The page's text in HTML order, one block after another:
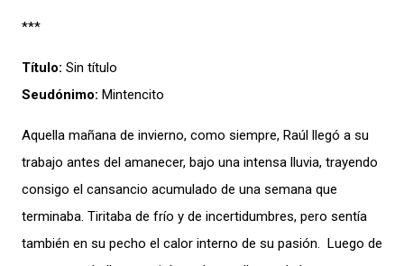
***
Título: Sin título
Seudónimo: Mintencito
Aquella mañana de invierno, como siempre, Raúl llegó a su
trabajo antes del amanecer, bajo una intensa lluvia, trayendo
consigo el cansancio acumulado de una semana que
terminaba. Tiritaba de frío y de incertidumbres, pero sentía
también en su pecho el calor interno de su pasión. Luego de